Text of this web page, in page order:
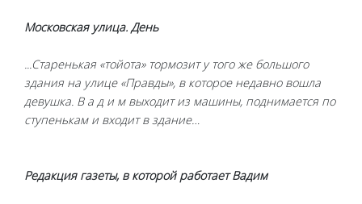
Московская улица. День
...Старенькая «тойота» тормозит у того же большого
здания на улице «Правды», в которое недавно вошла
девушка. В а д и м выходит из машины, поднимается по
ступенькам и входит в здание…
Редакция газеты, в которой работает Вадим